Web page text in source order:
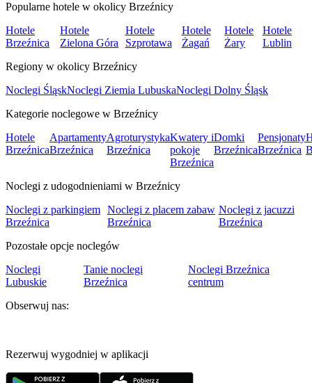
Popularne hotele w okolicy Brzeźnicy
Hotele
Brzeźnica
Hotele
Zielona Góra
Hotele
Szprotawa
Hotele
Żagań
Hotele
Żary
Hotele
Lublin
Regiony w okolicy Brzeźnicy
Noclegi ŚląskNoclegi Ziemia LubuskaNoclegi Dolny Śląsk
Kategorie noclegowe w Brzeźnicy
Hotele
Brzeźnica
Apartamenty
Brzeźnica
Agroturystyka
Brzeźnica
Kwatery i
pokoje
Brzeźnica
Domki
Brzeźnica
Pensjonaty
Brzeźnica
Noclegi z udogodnieniami w Brzeźnicy
Noclegi z parkingiem
Brzeźnica
Noclegi z placem zabaw
Brzeźnica
Noclegi z jacuzzi
Brzeźnica
Pozostałe opcje noclegów
Noclegi
Lubuskie
Tanie noclegi
Brzeźnica
Noclegi Brzeźnica
centrum
Obserwuj nas:
Rezerwuj wygodniej w aplikacji